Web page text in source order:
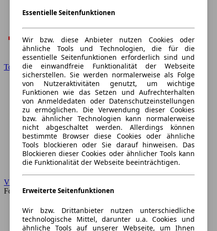
Toyota
VW
Forum
Essentielle Seitenfunktionen
Wir bzw. diese Anbieter nutzen Cookies oder
ähnliche Tools und Technologien, die für die
essentielle Seitenfunktionen erforderlich sind und
die einwandfreie Funktionalität der Webseite
sicherstellen. Sie werden normalerweise als Folge
von Nutzeraktivitäten genutzt, um wichtige
Funktionen wie das Setzen und Aufrechterhalten
von Anmeldedaten oder Datenschutzeinstellungen
zu ermöglichen. Die Verwendung dieser Cookies
bzw. ähnlicher Technologien kann normalerweise
nicht abgeschaltet werden. Allerdings können
bestimmte Browser diese Cookies oder ähnliche
Tools blockieren oder Sie darauf hinweisen. Das
Blockieren dieser Cookies oder ähnlicher Tools kann
die Funktionalität der Webseite beeinträchtigen.
Erweiterte Seitenfunktionen
Wir bzw. Drittanbieter nutzen unterschiedliche
technologische Mittel, darunter u.a. Cookies und
ähnliche Tools auf unserer Webseite, um Ihnen